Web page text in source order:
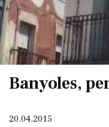
Banyoles,
20.04.2015